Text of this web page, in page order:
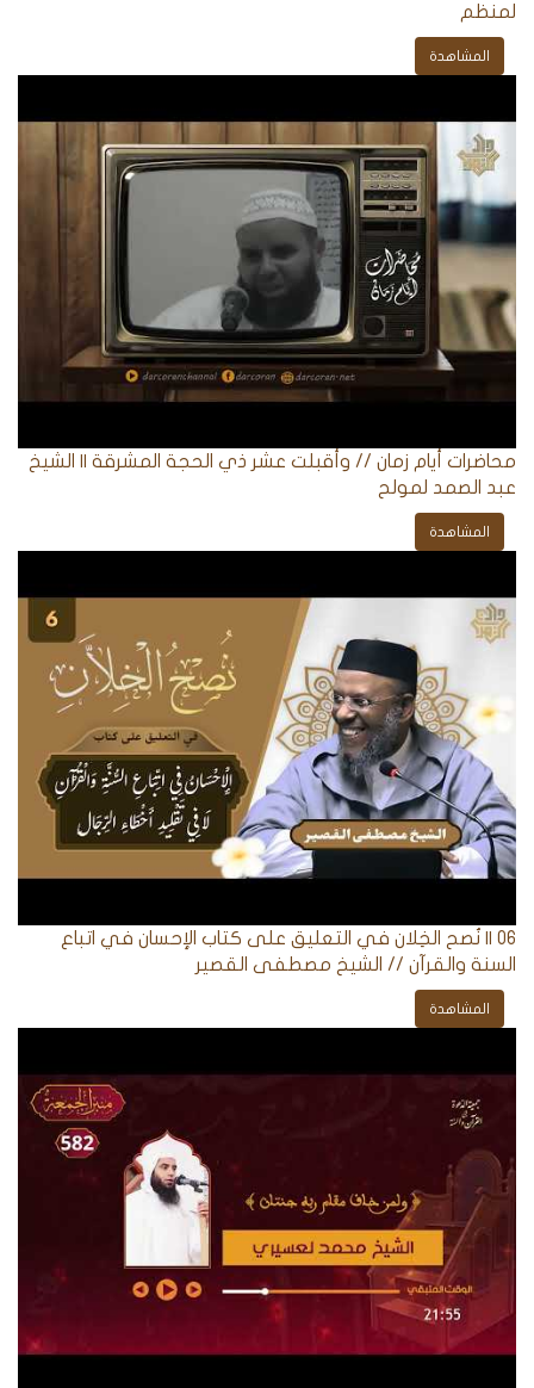
لمنظم
المشاهدة
محاضرات أيام زمان // وأقبلت عشر ذي الحجة المشرقة || الشيخ
عبد الصمد لمولح
المشاهدة
06 || نُصح الخِلان في التعليق على كتاب الإحسان في اتباع
السنة والقرآن // الشيخ مصطفى القصير
المشاهدة